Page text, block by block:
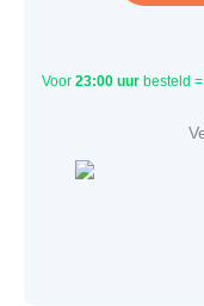
Voor 23:00 uur besteld =